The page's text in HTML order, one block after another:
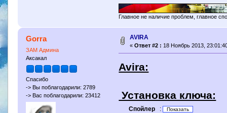
Главное не наличие проблем, главное
Gorra
ЗАМ Админа
Аксакал
Спасибо
-> Вы поблагодарили: 2789
-> Вас поблагодарили: 23412
AVIRA
« Ответ #2 : 18 Ноябрь 2013,
Avira:
Установка ключа:
Спойлер :